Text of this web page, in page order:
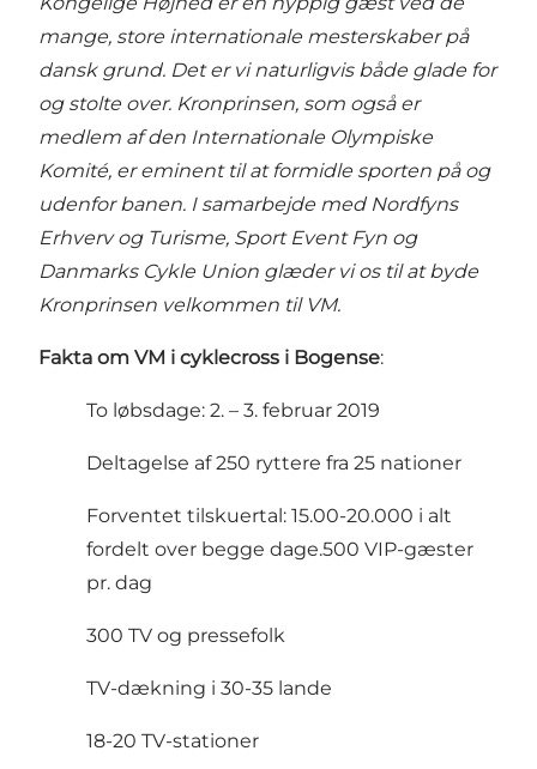
mange, store internationale mesterskaber på
dansk grund. Det er vi naturligvis både glade for
og stolte over. Kronprinsen, som også er
medlem af den Internationale Olympiske
Komité, er eminent til at formidle sporten på og
udenfor banen. I samarbejde med Nordfyns
Erhverv og Turisme, Sport Event Fyn og
Danmarks Cykle Union glæder vi os til at byde
Kronprinsen velkommen til VM.
Fakta om VM i cyklecross i Bogense:
To løbsdage: 2. – 3. februar 2019
Deltagelse af 250 ryttere fra 25 nationer
Forventet tilskuertal: 15.00-20.000 i alt
fordelt over begge dage.500 VIP-gæster
pr. dag
300 TV og pressefolk
TV-dækning i 30-35 lande
18-20 TV-stationer